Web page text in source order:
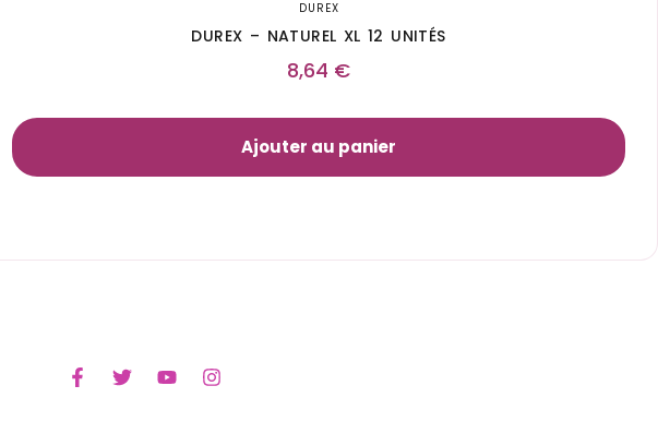
DUREX
DUREX – NATUREL XL 12 UNITÉS
8,64 €
Ajouter au panier